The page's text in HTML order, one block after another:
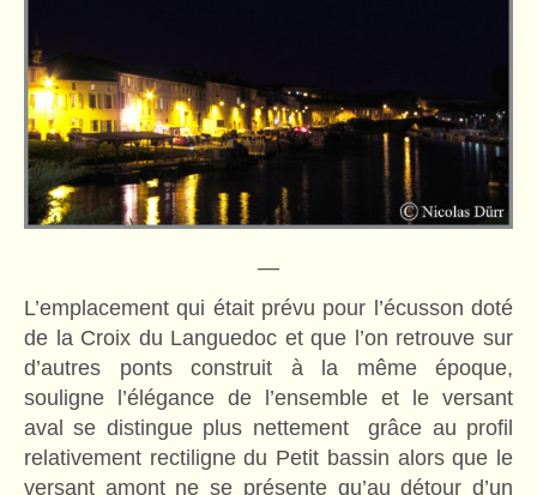
—
L’emplacement qui était prévu pour l’écusson doté
de la Croix du Languedoc et que l’on retrouve sur
d’autres ponts construit à la même époque,
souligne l’élégance de l’ensemble et le versant
aval se distingue plus nettement grâce au profil
relativement rectiligne du Petit bassin alors que le
versant amont ne se présente qu’au détour d’un